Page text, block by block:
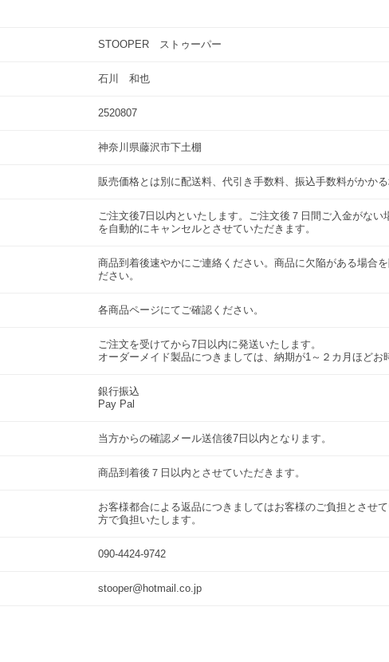
STOOPER ストゥーパー
石川 和也
2520807
神奈川県藤沢市下土棚
販売価格とは別に配送料、代引き手数料、振込手数料がかか
ご注文後7日以内といたします。ご注文後７日間ご入金がな
を自動的にキャンセルとさせていただきます。
商品到着後速やかにご連絡ください。商品に欠陥がある場合
ださい。
各商品ページにてご確認ください。
ご注文を受けてから7日以内に発送いたします。
オーダーメイド製品につきましては、納期が1～２カ月ほどお
銀行振込
Pay Pal
当方からの確認メール送信後7日以内となります。
商品到着後７日以内とさせていただきます。
お客様都合による返品につきましてはお客様のご負担とさせ
方で負担いたします。
090-4424-9742
stooper@hotmail.co.jp